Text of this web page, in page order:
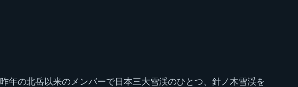
昨年の北岳以来のメンバーで日本三大雪渓のひとつ、針ノ木雪渓を